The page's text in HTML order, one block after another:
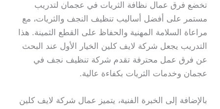
تخضع فرق عمال نظافة الثريات في عجمان لتدريب
مستمر على أفضل أساليب تنظيف النجف والثريات، مع
مراعاة السلامة المهنية والحفاظ على القطع الثمينة. هذا
التدريب يجعل شركة لايف كلين الخيار الأول عند البحث
عن فرق عمل محترفة تقدم شركة تنظيف نجف في
عجمان وخدمات الثريات بكفاءة عالية.
بالإضافة إلى الخبرة الفنية، يتميز عمال شركة لايف كلين